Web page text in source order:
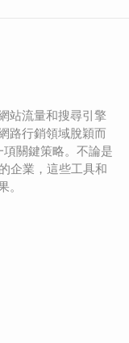
站流量和搜尋引擎
路行銷領域脫穎而
關鍵策略。不論是
企業，這些工具和